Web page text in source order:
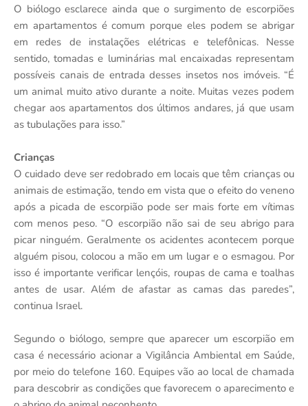
O biólogo esclarece ainda que o surgimento de escorpiões
em apartamentos é comum porque eles podem se abrigar
em redes de instalações elétricas e telefônicas. Nesse
sentido, tomadas e luminárias mal encaixadas representam
possíveis canais de entrada desses insetos nos imóveis. “É
um animal muito ativo durante a noite. Muitas vezes podem
chegar aos apartamentos dos últimos andares, já que usam
as tubulações para isso.”
Crianças
O cuidado deve ser redobrado em locais que têm crianças ou
animais de estimação, tendo em vista que o efeito do veneno
após a picada de escorpião pode ser mais forte em vítimas
com menos peso. “O escorpião não sai de seu abrigo para
picar ninguém. Geralmente os acidentes acontecem porque
alguém pisou, colocou a mão em um lugar e o esmagou. Por
isso é importante verificar lençóis, roupas de cama e toalhas
antes de usar. Além de afastar as camas das paredes”,
continua Israel.
Segundo o biólogo, sempre que aparecer um escorpião em
casa é necessário acionar a Vigilância Ambiental em Saúde,
por meio do telefone 160. Equipes vão ao local de chamada
para descobrir as condições que favorecem o aparecimento e